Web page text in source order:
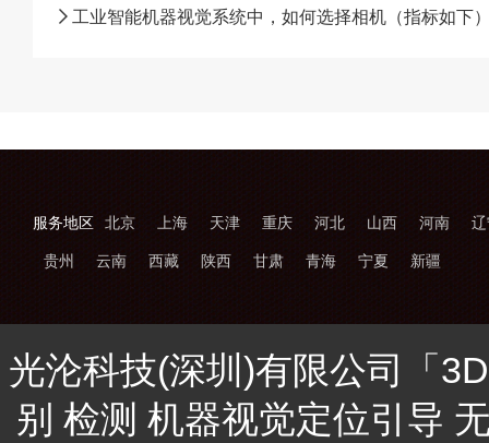
工业智能机器视觉系统中，如何选择相机（指标如下
服务地区 北京 上海 天津 重庆 河北 山西 河南
贵州 云南 西藏 陕西 甘肃 青海 宁夏 新疆
光沦科技(深圳)有限公司「
别 检测 机器视觉定位引导